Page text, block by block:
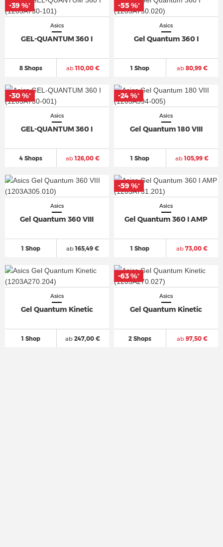
Asics
GEL-QUANTUM 360 I
8 Shops ab110,00 €
-39 %*
-39 %*
Asics
Gel Quantum 360 I
1 Shop ab80,99 €
-55 %*
-55 %*
Asics
GEL-QUANTUM 360 I
4 Shops ab126,00 €
-30 %*
-30 %*
Asics
Gel Quantum 180 VIII
1 Shop ab105,99 €
-24 %*
-24 %*
Asics
Gel Quantum 360 VIII
1 Shop ab165,49 €
Asics
Gel Quantum 360 I AMP
1 Shop ab 73,00 €
-59 %*
-59 %*
Asics
Gel Quantum Kinetic
1 Shop ab 247,00 €
Asics
Gel Quantum Kinetic
2 Shops ab97,50 €
-63 %*
-63 %*